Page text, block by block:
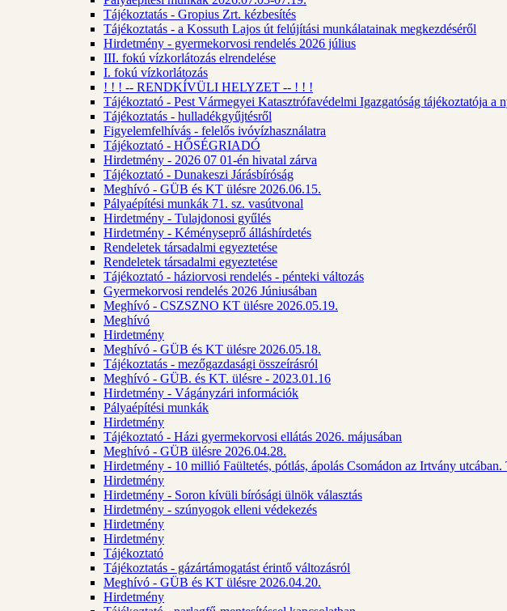
Tájékoztatás - Gropius Zrt. kézbesítés
Tájékoztatás - a Kossuth Lajos út felújítási munkálatainak megkezdéséről
Hirdetmény - gyermekorvosi rendelés 2026 július
III. fokú vízkorlátozás elrendelése
I. fokú vízkorlátozás
! ! ! -- RENDKÍVÜLI HELYZET -- ! ! !
Tájékoztató - Pest Vármegyei Katasztrófavédelmi Igazgatóság tájékoztatója a
Tájékoztatás - hulladékgyűjtésről
Figyelemfelhívás - felelős ivóvízhasználatra
Tájékoztató - HŐSÉGRIADÓ
Hirdetmény - 2026 07 01-én hivatal zárva
Tájékoztató - Dunakeszi Járásbíróság
Meghívó - GÜB és KT ülésre 2026.06.15.
Pályaépítési munkák 71. sz. vasútvonal
Hirdetmény - Tulajdonosi gyűlés
Hirdetmény - Kéményseprő álláshírdetés
Rendeletek társadalmi egyeztetése
Rendeletek társadalmi egyeztetése
Tájékoztató - háziorvosi rendelés - pénteki változás
Gyermekorvosi rendelés 2026 Júniusában
Meghívó - CSZSZNO KT ülésre 2026.05.19.
Meghívó
Hirdetmény
Meghívó - GÜB és KT ülésre 2026.05.18.
Tájékoztatás - mezőgazdasági összeírásról
Meghívó - GÜB. és KT. ülésre - 2023.01.16
Hirdetmény - Vágányzári információk
Pályaépítési munkák
Hirdetmény
Tájékoztató - Házi gyermekorvosi ellátás 2026. májusában
Meghívó - GÜB ülésre 2026.04.28.
Hirdetmény - 10 millió Faültetés, pótlás, ápolás Csomádon az Irtvány
Hirdetmény
Hirdetmény - Soron kívüli bírósági ülnök választás
Hirdetmény - szúnyogok elleni védekezés
Hirdetmény
Hirdetmény
Tájékoztató
Tájékoztatás - gázártámogatást érintő változásról
Meghívó - GÜB és KT ülésre 2026.04.20.
Hirdetmény